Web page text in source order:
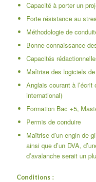
Capacité à porter un
Forte résistance au
Méthodologie de
Bonne connaissance
Capacités
Maîtrise des logiciels
Anglais courant à l’écrit
international)
Formation Bac +5,
Permis de conduire
Maîtrise d’un engin de
ainsi que d’un DVA,
d’avalanche serait un
Conditions :